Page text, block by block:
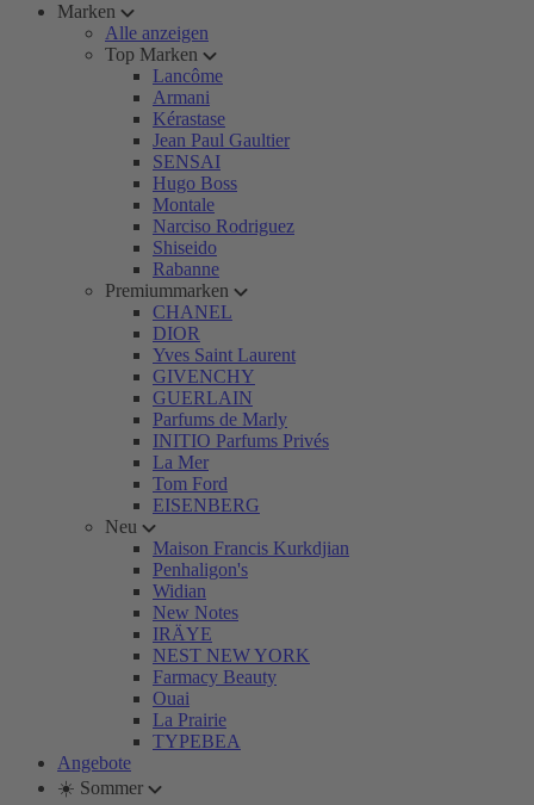
Marken
Alle anzeigen
Top Marken
Lancôme
Armani
Kérastase
Jean Paul Gaultier
SENSAI
Hugo Boss
Montale
Narciso Rodriguez
Shiseido
Rabanne
Premiummarken
CHANEL
DIOR
Yves Saint Laurent
GIVENCHY
GUERLAIN
Parfums de Marly
INITIO Parfums Privés
La Mer
Tom Ford
EISENBERG
Neu
Maison Francis Kurkdjian
Penhaligon's
Widian
New Notes
IRÄYE
NEST NEW YORK
Farmacy Beauty
Ouai
La Prairie
TYPEBEA
Angebote
☀️ Sommer